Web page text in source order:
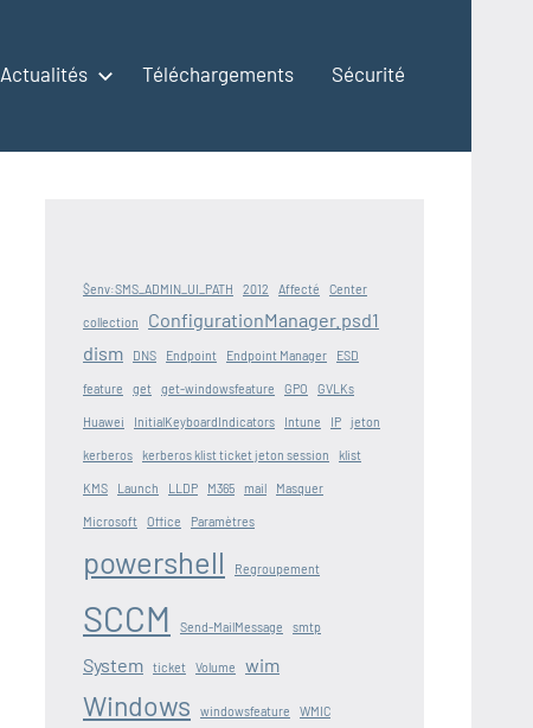
Actualités Téléchargements Sécurité
$env:SMS_ADMIN_UI_PATH 2012 Affecté Center
collection
ConfigurationManager.psd1
dism
DNS Endpoint Endpoint Manager ESD
feature get get-windowsfeature GPO GVLKs
Huawei InitialKeyboardIndicators Intune IP jeton
kerberos kerberos klist ticket jeton session klist
KMS Launch LLDP M365 mail Masquer
Microsoft Office Paramètres
powershell Regroupement
SCCM Send-MailMessage smtp
System ticket Volume wim
Windows windowsfeature WMIC